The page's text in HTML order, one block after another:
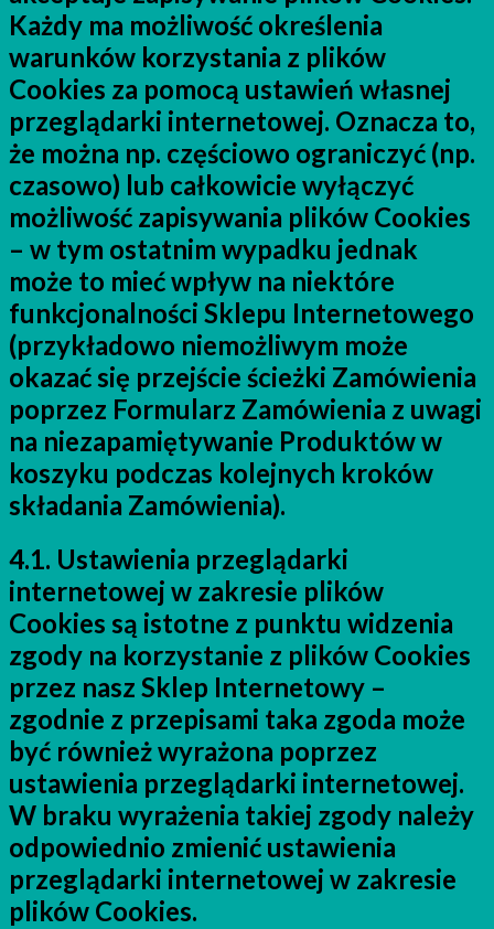
Każdy ma możliwość określenia
warunków korzystania z plików
Cookies za pomocą ustawień własnej
przeglądarki internetowej. Oznacza to,
że można np. częściowo ograniczyć (np.
czasowo) lub całkowicie wyłączyć
możliwość zapisywania plików Cookies
– w tym ostatnim wypadku jednak
może to mieć wpływ na niektóre
funkcjonalności Sklepu Internetowego
(przykładowo niemożliwym może
okazać się przejście ścieżki Zamówienia
poprzez Formularz Zamówienia z uwagi
na niezapamiętywanie Produktów w
koszyku podczas kolejnych kroków
składania Zamówienia).
4.1. Ustawienia przeglądarki
internetowej w zakresie plików
Cookies są istotne z punktu widzenia
zgody na korzystanie z plików Cookies
przez nasz Sklep Internetowy –
zgodnie z przepisami taka zgoda może
być również wyrażona poprzez
ustawienia przeglądarki internetowej.
W braku wyrażenia takiej zgody należy
odpowiednio zmienić ustawienia
przeglądarki internetowej w zakresie
plików Cookies.